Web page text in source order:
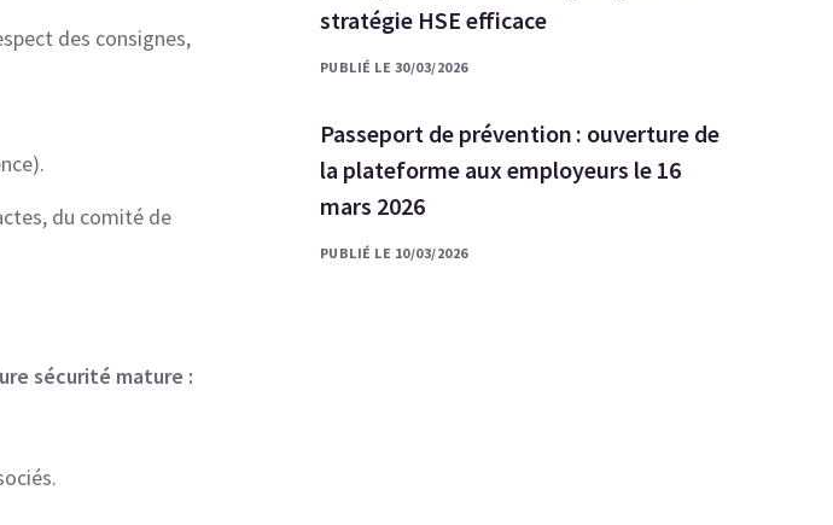
des consignes,
du comité de
sécurité mature :
stratégie HSE efficace
PUBLIÉ LE 30/03/2026
Passeport de prévention : ouverture de
la plateforme aux employeurs le 16
mars 2026
PUBLIÉ LE 10/03/2026